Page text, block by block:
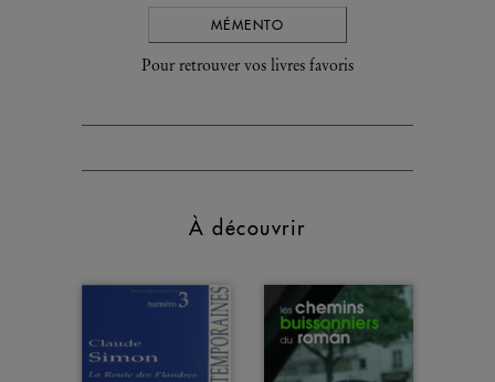
MÉMENTO
Pour retrouver vos livres favoris
À découvrir